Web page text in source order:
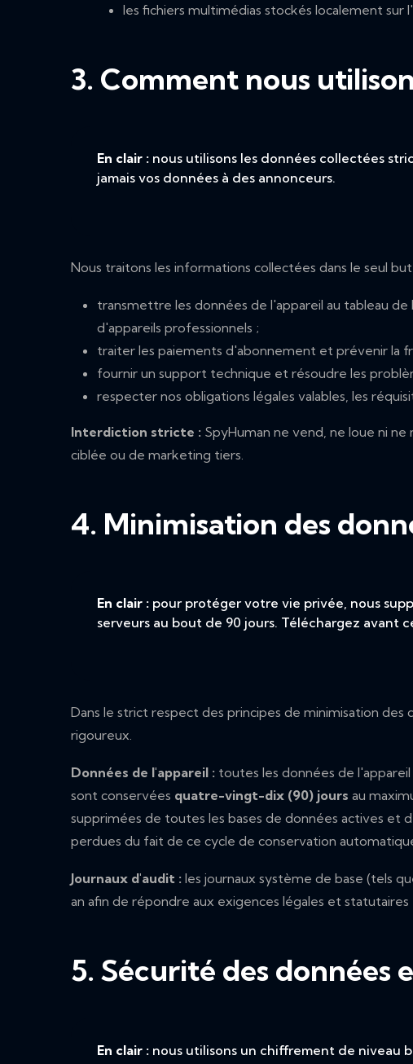
les fichiers multimédias stockés localement sur
3. Comment nous
En clair : nous utilisons les données collectées
jamais vos données à des annonceurs.
Nous traitons les informations collectées dans le seul
transmettre les données de l'appareil au tableau
d'appareils professionnels ;
traiter les paiements d'abonnement et prévenir la
fournir un support technique et résoudre les
respecter nos obligations légales valables, les
Interdiction stricte : SpyHuman ne vend, ne loue ni
ciblée ou de marketing tiers.
4. Minimisation des
En clair : pour protéger votre vie privée, nous
serveurs au bout de 90 jours. Téléchargez
Dans le strict respect des principes de minimisation
rigoureux.
Données de l'appareil : toutes les données de
sont conservées quatre-vingt-dix (90) jours au
supprimées de toutes les bases de données actives et
perdues du fait de ce cycle de conservation
Journaux d'audit : les journaux système de base (tels
an afin de répondre aux exigences légales et
5. Sécurité des
En clair : nous utilisons un chiffrement de niveau